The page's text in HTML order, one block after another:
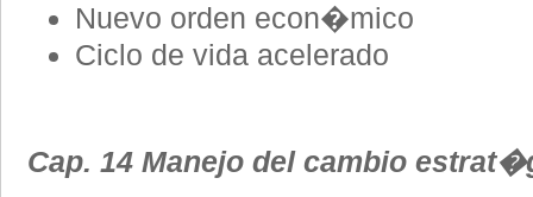
Nuevo orden econ�mico
Ciclo de vida acelerado
Cap. 14 Manejo del cambio